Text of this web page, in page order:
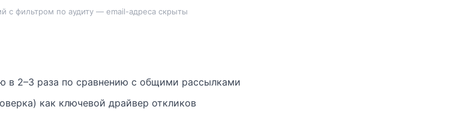
с фильтром по аудиту — email-адреса скрыты
в 2–3 раза по сравнению с общими рассылками
как ключевой драйвер откликов